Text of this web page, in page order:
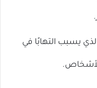
يسبب التهابًا في